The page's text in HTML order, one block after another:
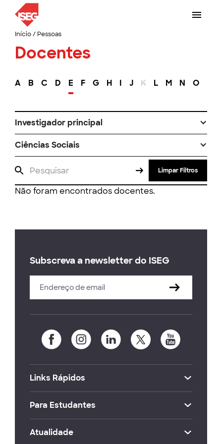
Início/ Pessoas
Docentes
A B C D E F G H I J K L M N O
Investigador principal
Ciências Sociais
Limpar Filtros
Não foram encontrados docentes.
Subscreva a newsletter do ISEG
Links Rápidos
Para Estudantes
Atualidade